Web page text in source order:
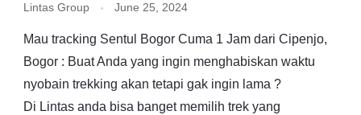
Lintas Group June 25, 2024
Mau tracking Sentul Bogor Cuma 1 Jam dari Cipenjo,
Bogor : Buat Anda yang ingin menghabiskan waktu
nyobain trekking akan tetapi gak ingin lama ?
Di Lintas anda bisa banget memilih trek yang